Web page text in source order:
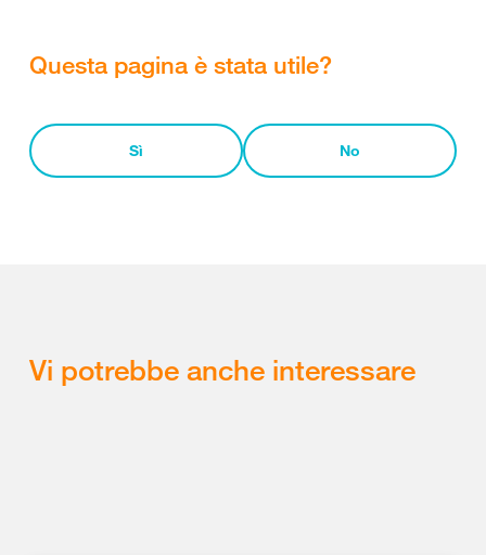
Questa pagina è stata utile?
Sì No
Vi potrebbe anche interessare